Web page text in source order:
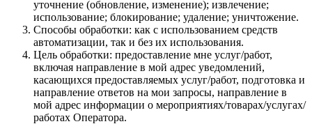
уточнение (обновление, изменение); извлечение;
использование; блокирование; удаление; уничтожение.
Способы обработки: как с использованием средств
автоматизации, так и без их использования.
Цель обработки: предоставление мне услуг/работ,
включая направление в мой адрес уведомлений,
касающихся предоставляемых услуг/работ, подготовка и
направление ответов на мои запросы, направление в
мой адрес информации о мероприятиях/товарах/услугах/
работах Оператора.